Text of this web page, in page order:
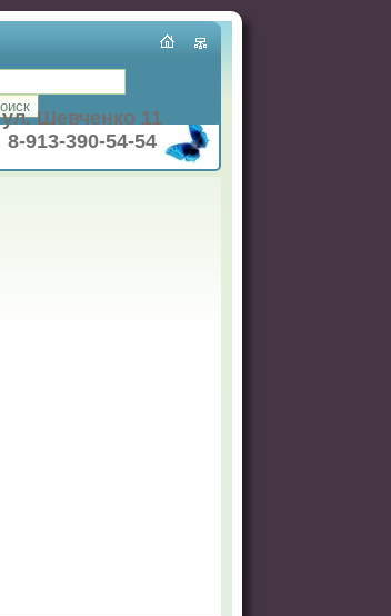
ул. Шевченко 11
8-913-390-54-54